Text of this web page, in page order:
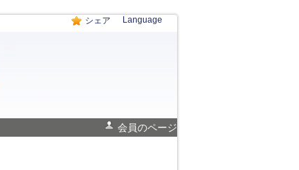
シェア Language
会員のページ